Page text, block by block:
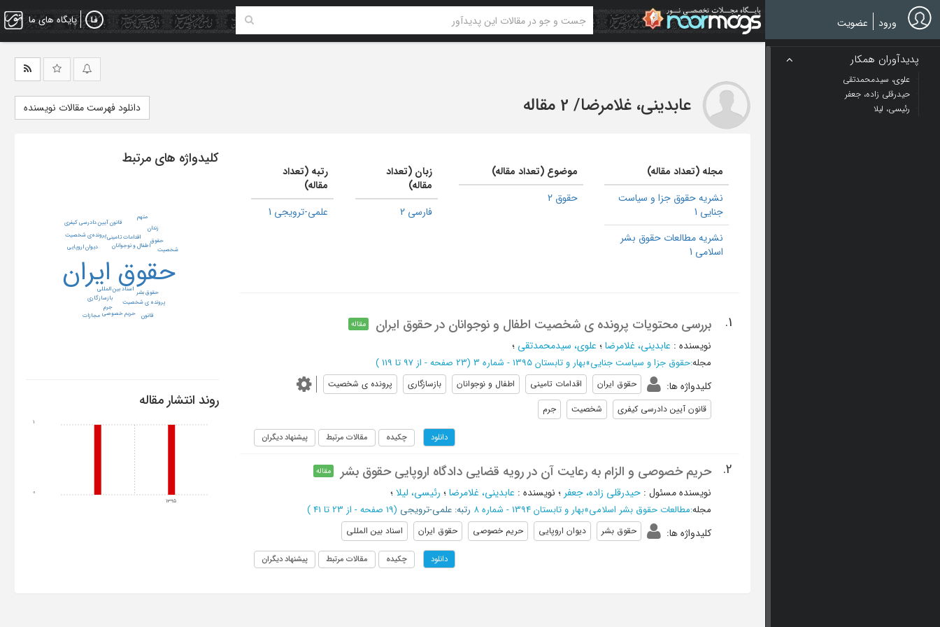
Skip
to
main
پایگاه های ما ورود عضویت
پدیدآوران همکار
علوی، سیدمحمدتقی
حیدرقلی زاده، جعفر
رئیسی، لیلا
عابدینی، غلامرضا/ 2 مقاله دانلود فهرست مقالات نویسنده
مجله (تعداد مقاله)
نشریه حقوق جزا و سیاست
جنایی 1
نشریه مطالعات حقوق بشر
اسلامی 1
موضوع (تعداد مقاله)
حقوق 2
زبان (تعداد
مقاله)
فارسی 2
رتبه (تعداد
مقاله)
علمی-ترویجی 1
1. بررسی محتویات پرونده ی شخصیت اطفال و نوجوانان در حقوق ایران مقاله
نویسنده : عابدینی، غلامرضا؛ علوی، سیدمحمدتقی ؛
مجله:حقوق جزا و سیاست جنایی»بهار و تابستان 1395 - شماره 3 (‎23 صفحه - از 97 تا 119 )
کلیدواژه ها: حقوق ایران اقدامات تامینی اطفال و نوجوانان بازسازگاری
پرونده ی شخصیت
قانون آیین دادرسی کیفری
شخصیت جرم
دانلود چکیده مقالات مرتبط پیشنهاد دیگران
2. حریم خصوصی و الزام به رعایت آن در رویه قضایی دادگاه اروپایی حقوق بشر مقاله
نویسنده مسئول : حیدرقلی زاده، جعفر ؛ نویسنده : عابدینی، غلامرضا؛ رئیسی، لیلا؛
مجله:مطالعات حقوق بشر اسلامی»بهار و تابستان 1394 - شماره 8 رتبه: علمی-ترویجی (‎19 صفحه - از 23 تا 41 )
کلیدواژه ها: حقوق بشر دیوان اروپایی حریم خصوصی حقوق ایران اسناد بین المللی
دانلود چکیده مقالات مرتبط پیشنهاد دیگران
کلیدواژه های مرتبط
حقوق ایران
اسناد بین المللی
اطفال و نوجوانان
اقدامات تامینی
بازسازگاري
پرونده ی شخصیت
حریم خصوصی
حقوق بشر
دیوان اروپایی
پرونده‌ی شخصیت
جرم
حقوق
زندان
شخصیت
قانون
قانون آیین دادرسی کیفری
متهم
مجازات
روند انتشار مقاله
1395
0
1